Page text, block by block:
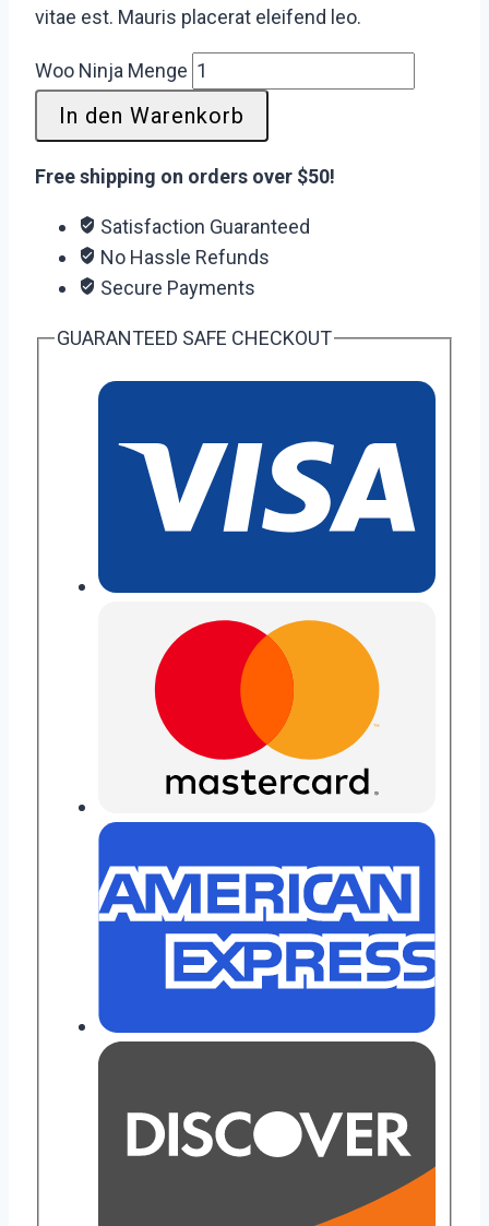
vitae est. Mauris placerat eleifend leo.
Woo Ninja Menge
In den Warenkorb
Free shipping on orders over $50!
Satisfaction Guaranteed
No Hassle Refunds
Secure Payments
GUARANTEED SAFE CHECKOUT